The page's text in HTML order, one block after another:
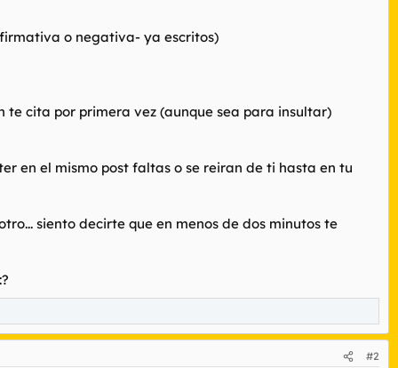
o negativa- ya escritos)
te cita por primera vez (aunque sea para insultar)
en el mismo post faltas o se reiran de ti hasta en tu
siento decirte que en menos de dos minutos te
#2